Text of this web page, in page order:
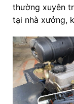
thường xuyên
tại nhà xưởng,